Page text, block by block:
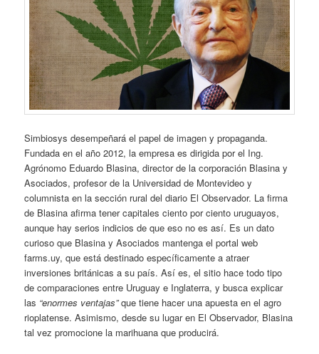
Simbiosys desempeñará el papel de imagen y propaganda.
Fundada en el año 2012, la empresa es dirigida por el Ing.
Agrónomo Eduardo Blasina, director de la corporación Blasina y
Asociados, profesor de la Universidad de Montevideo y
columnista en la sección rural del diario El Observador. La firma
de Blasina afirma tener capitales ciento por ciento uruguayos,
aunque hay serios indicios de que eso no es así. Es un dato
curioso que Blasina y Asociados mantenga el portal web
farms.uy, que está destinado específicamente a atraer
inversiones británicas a su país. Así es, el sitio hace todo tipo
de comparaciones entre Uruguay e Inglaterra, y busca explicar
las “enormes ventajas”que tiene hacer una apuesta en el agro
rioplatense. Asimismo, desde su lugar en El Observador, Blasina
tal vez promocione la marihuana que producirá.